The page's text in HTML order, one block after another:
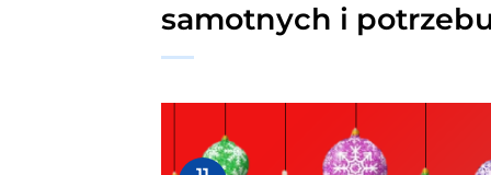
samotnych i